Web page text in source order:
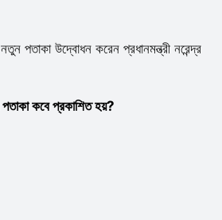
পতাকা উদ্বোধন করেন প্রধানমন্ত্রী নরেন্দ্র
কবে প্রকাশিত হয়?